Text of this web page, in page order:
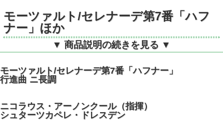
モーツァルト/セレナーデ第7番「ハフ
ナー」ほか
独ETERNA 725003 STEREO デジ
タル DMM
▼ 商品説明の続きを見る ▼
モーツァルト/セレナーデ第7番「ハフナー」
行進曲 ニ長調
ニコラウス・アーノンクール（指揮）
シュターツカペレ・ドレスデン